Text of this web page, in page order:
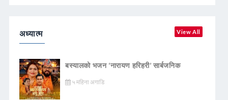
अध्यात्म View All
बस्यालको भजन ‘नारायण हरिहरी’ सार्बजनिक
५ महिना अगाडि